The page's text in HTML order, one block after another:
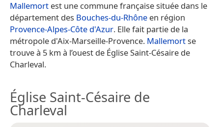
Mallemort est une commune française située dans le
département des Bouches-du-Rhône en région
Provence-Alpes-Côte d'Azur. Elle fait partie de la
métropole d'Aix-Marseille-Provence. Mallemortse
trouve à 5 km à l’ouest de Église Saint-Césaire de
Charleval.
Église Saint-Césaire de
Charleval